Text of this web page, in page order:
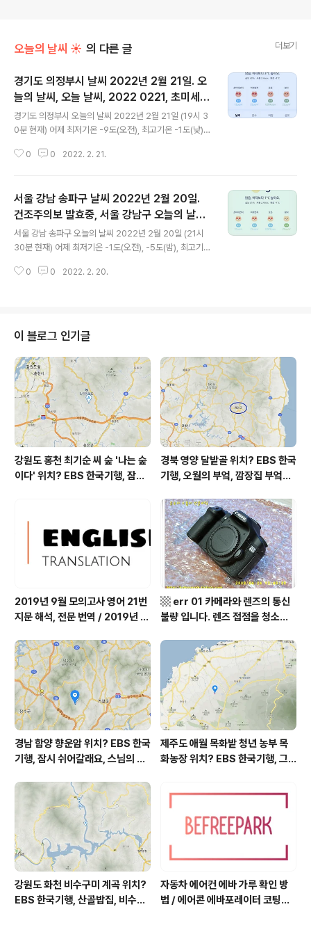
오늘의 날씨 ☀ 의 다른 글 더보기
경기도 의정부시 날씨 2022년 2월 21일. 오
늘의 날씨, 오늘 날씨, 2022 0221, 초미세먼
지, 미세먼지, 황사, 자외선
경기도 의정부시 오늘의 날씨 2022년 2월 21일 (19시 3
0분 현재) 어제 최저기온 -9도(오전), 최고기온 -1도(낮)
도 낮은 최저기온, 어제보다 3도 높은 최고기온입니다 아
비 올 확률은 위 이미지에서 시간별 기상 상태 참조 대기상
황 공기질은 어제 초미세먼지 좋음 = 7 ㎍/m³ 미세먼지
는 좋음 = 21 ㎍/m³ 황사는 보통 = 24 ㎍/m³ 자외선
(오후) = 보통 오늘 초미세먼지 좋음 = 12 ㎍/m³ 미세먼
지는 좋음 = 25 ㎍/m³ 황사는 보통 = 22 ㎍/m³ 자외선
(오후) = 보통 대기상태가 어제보다 조금 안..
0 0 2022. 2. 21.
서울 강남 송파구 날씨 2022년 2월 20일.
건조주의보 발효중, 서울 강남구 오늘의 날씨,
오늘 날씨, 2022 0220, 초미세먼지, 미세먼
지, 황사, 자외선
서울 강남 송파구 오늘의 날씨 2022년 2월 20일 (21시
30분 현재) 어제 최저기온 -1도(오전), -5도(밤), 최고기온
보다 2도 낮은 최저기온, 어제보다 4도 낮은 최고기온입니
지는 보통 = 44 ㎍/m³ 황사는 보통 = 17 ㎍/m³ 자외선
(오후) = 보통 오늘 초미세먼지 좋음 = 10 ㎍/m³ 미세먼
지는 좋음 = 22 ㎍/m³ 황사는 보통 = 24 ㎍/m³ 자외선
(오후) = 보통 대기상태는 어제보다 좀 좋습니다 대기상태
가 전체적으로 좋은 편입니다 초미..
0 0 2022. 2. 20.
이 블로그 인기글
강원도 홍천 최기순 씨 숲 '나는 숲
이다' 위치? EBS 한국기행, 잠시
강원도 홍천군 가볼 만한 곳, (구)
까르돈, kbs 인간극장
경북 영양 달밭골 위치? EBS 한국
기행, 오월의 부엌, 깜장집 부엌은
어디? / 경상북도 영양군 가볼 만
한 곳, 영양읍 상원리. KBS 인간극
장 임분노미 할머니
2019년 9월 모의고사 영어 21번
지문 해석, 전문 번역 / 2019년 9
역, 평가원 2019년 고3 9월 영어
영역 외국어영역 전문 해석, Engli
sh to Korean translation
▩ err 01 카메라와 렌즈의 통신
불량 입니다. 렌즈 접점을 청소하
경남 함양 향운암 위치? EBS 한국
기행, 잠시 쉬어갈래요, 스님의 어
상남도 함양군 가볼 만한 곳, 용추
계곡 향운암 명천스님, 덕유산 황
석산 거망산 기백산
제주도 애월 목화밭 청년 농부 목
화농장 위치? EBS 한국기행, 그
디? / 제주도 가볼 만한 곳
강원도 화천 비수구미 계곡 위치?
EBS 한국기행, 산골밥집, 비수구
자동차 에어컨 에바 가루 확인 방
법 / 에어콘 에바포레이터 코팅제